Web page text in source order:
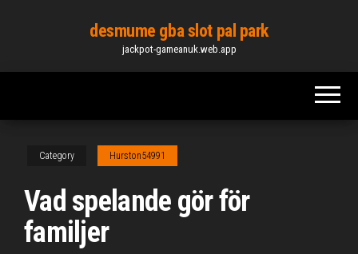
content
desmume gba slot pal park
jackpot-gameanuk.web.app
Category Hurston54991
Vad spelande gör för
familjer